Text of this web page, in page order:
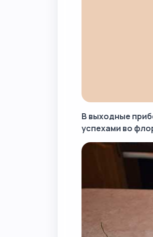
В выходные
успехами во